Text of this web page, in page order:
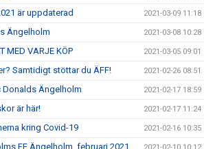
är uppdaterad 2021-03-09 11:18
Ängelholm 2021-03-08 10:28
MED VARJE KÖP 2021-03-05 09:01
Samtidigt stöttar du ÄFF! 2021-02-26 08:51
Donalds Ängelholm 2021-02-17 18:59
är här! 2021-02-17 11:24
kring Covid-19 2021-02-16 10:35
FF Ängelholm, februari 2021